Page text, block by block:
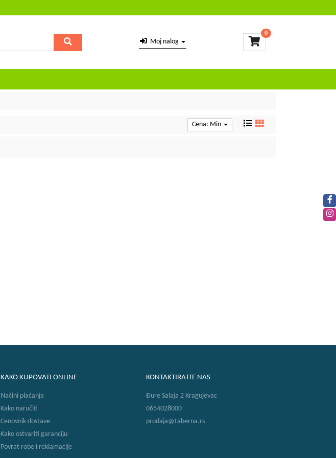
Moj nalog
0
Cena: Min
KAKO KUPOVATI ONLINE
Načini plaćanja
Kako naručiti
Cenovnik dostave
Kako ostvariti garanciju
Povrat robe i reklamacije
KONTAKTIRAJTE NAS
Đure Salaja 2 Kragujevac
0654028000
prodaja@taberna.rs